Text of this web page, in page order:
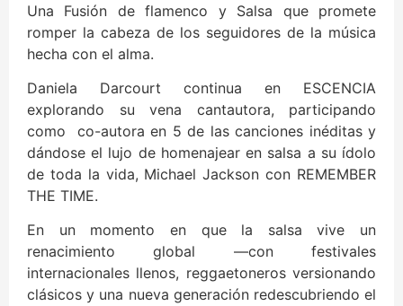
Una Fusión de flamenco y Salsa que promete
romper la cabeza de los seguidores de la música
hecha con el alma.
Daniela Darcourt continua en ESCENCIA
explorando su vena cantautora, participando
como co-autora en 5 de las canciones inéditas y
dándose el lujo de homenajear en salsa a su ídolo
de toda la vida, Michael Jackson con REMEMBER
THE TIME.
En un momento en que la salsa vive un
renacimiento global —con festivales
internacionales llenos, reggaetoneros versionando
clásicos y una nueva generación redescubriendo el